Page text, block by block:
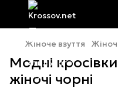
Жіноче взуття
Модні
жіночі чорні